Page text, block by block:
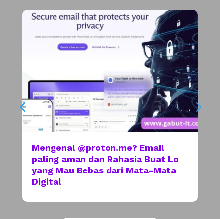
Mengenal @proton.me? Email
paling aman dan Rahasia Buat Lo
yang Mau Bebas dari Mata-Mata
Digital